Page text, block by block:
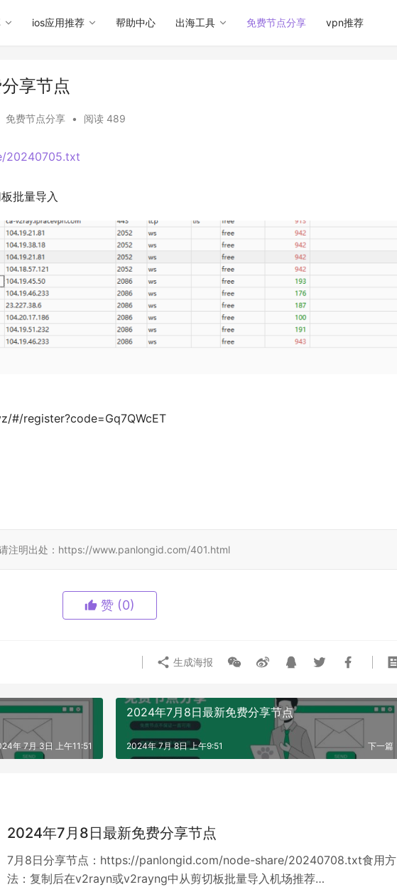
ios应用推荐 帮助中心 出海工具 免费节点分享 vpn推荐
享节点
免费节点分享 • 阅读 489
20240705.txt
批量导入
#/register?code=Gq7QWcET
注明出处：https://www.panlongid.com/401.html
赞 (0)
生成海报
年 7月 3日 上午11:51
2024年7月8日最新免费分享节点
下一篇
2024年 7月 8日 上午9:51
2024年7月8日最新免费分享节点
7月8日分享节点：https://panlongid.com/node-share/20240708.txt食用方
法：复制后在v2rayn或v2rayng中从剪切板批量导入机场推荐…